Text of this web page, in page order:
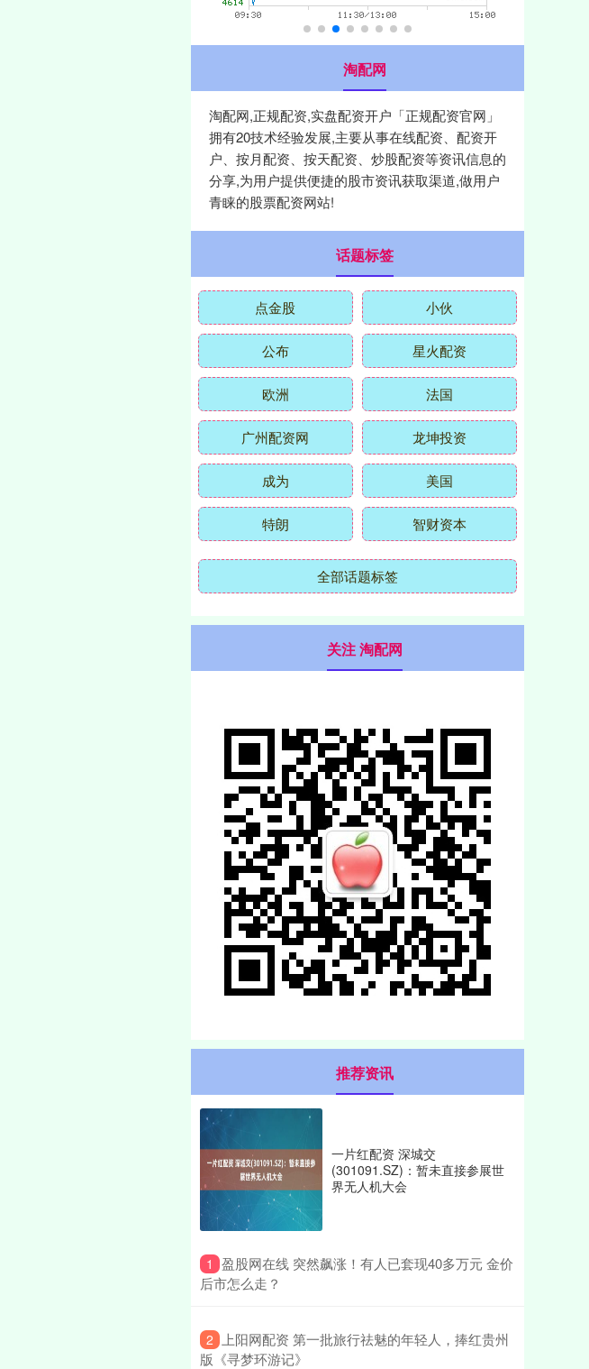
淘配网
淘配网,正规配资,实盘配资开户「正规配资官网」
拥有20技术经验发展,主要从事在线配资、配资开
户、按月配资、按天配资、炒股配资等资讯信息的
分享,为用户提供便捷的股市资讯获取渠道,做用户
青睐的股票配资网站!
话题标签
点金股 小伙
公布 星火配资
欧洲 法国
广州配资网 龙坤投资
成为 美国
特朗 智财资本
全部话题标签
关注 淘配网
推荐资讯
一片红配资 深城交
(301091.SZ)：暂未直接参展世
界无人机大会
1 ​盈股网在线 突然飙涨！有人已套现40多万元 金价
后市怎么走？
2
​上阳网配资 第一批旅行祛魅的年轻人，捧红贵州
版《寻梦环游记》